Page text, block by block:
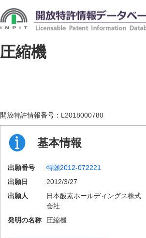
圧縮機
開放特許情報番号： L2018000780
基本情報
出願番号 特願2012-072221
出願日
2012/3/27
出願人
日本酸素ホールディングス株式
会社
発明の名称 圧縮機